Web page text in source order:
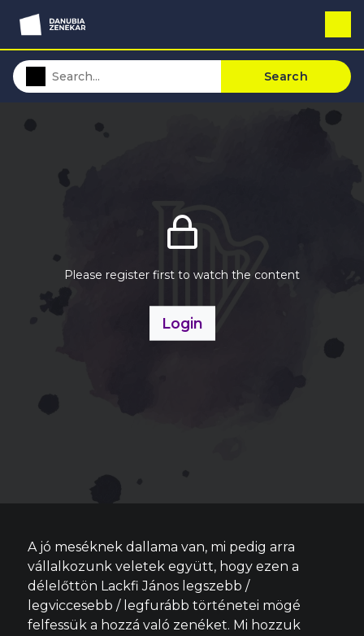
Search
Please register first to watch the content
Login
A jó meséknek dallama van, mi pedig arra
vállalkozunk veletek együtt, hogy ezen a
délelőttön Lackfi János legszebb /
legviccesebb / legfurább történetei mögé
felfessük a hozzá való zenéket. Mi hozzuk